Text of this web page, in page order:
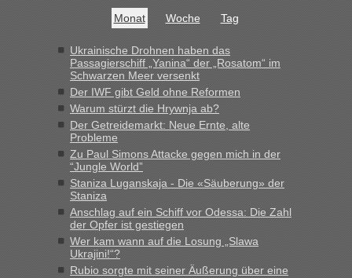
Milliarden aufgedeckt
und du nicht damit handeln willst. So lange das nicht
Originalverpackt ist und ersichlich das nicht neu sollte es
keine Probleme geben“
Recht, Visa und Dokumente • Deklaration
gebrauchter Kleidung beim Zoll
„Hallo Leute, ich weiß nicht, ob ich hier richtig bin mit meiner
Anfrage. Ich möchte 4 Umzugskartons mit gebrauchter
Straßen Kleidung bei der Einreise in die Ukraine
mitnehmen. Es ist gebrauchte Kleidung...“
Berichte und Reisetipps • Re: An welchem
Grenzübergang zwischen Polen und der Ukraine geht es am
schnellsten?
Monat Woche Tag
Ukrainische Drohnen haben das
Passagierschiff „Yanina“ der „Rosatom“ im
Schwarzen Meer versenkt
Der IWF gibt Geld ohne Reformen
Warum stürzt die Hrywnja ab?
Der Getreidemarkt: Neue Ernte, alte
Probleme
Zu Paul Simons Attacke gegen mich in der
“Jungle World”
Staniza Luganskaja - Die «Säuberung» der
Staniza
Anschlag auf ein Schiff vor Odessa: Die Zahl
der Opfer ist gestiegen
Wer kam wann auf die Losung „Slawa
Ukrajini!“?
Rubio sorgte mit seiner Äußerung über eine